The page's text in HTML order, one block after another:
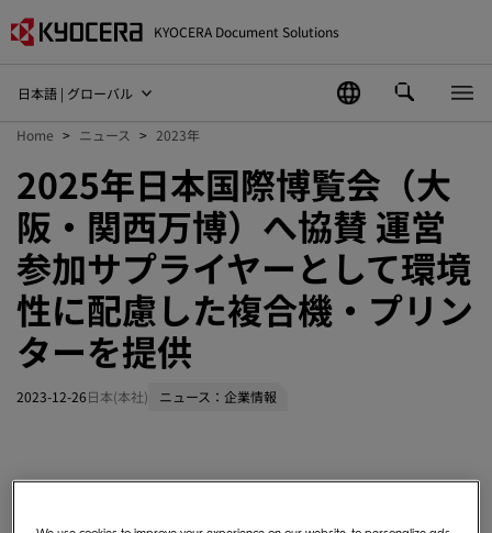
KYOCERA Document Solutions
日本語 | グローバル
Home ニュース 2023年
2025年日本国際博覧会（大
阪・関西万博）へ協賛 運営
参加サプライヤーとして環境
性に配慮した複合機・プリン
ターを提供
2023-12-26日本(本社) ニュース：企業情報
京セラドキュメントソリューションズ株式会
社（社長:安藤 博教、以下:当社）は、2025年4